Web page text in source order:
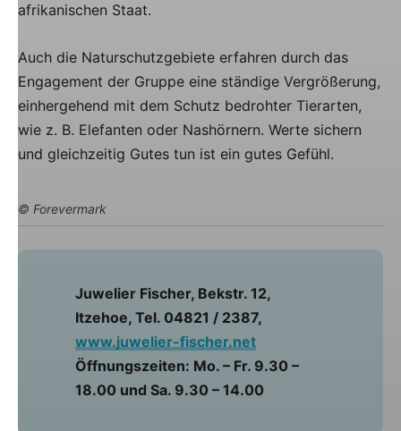
afrikanischen Staat.
Auch die Naturschutzgebiete erfahren durch das
Engagement der Gruppe eine ständige Vergrößerung,
einhergehend mit dem Schutz bedrohter Tierarten,
wie z. B. Elefanten oder Nashörnern. Werte sichern
und gleichzeitig Gutes tun ist ein gutes Gefühl.
© Forevermark
Juwelier Fischer, Bekstr. 12,
Itzehoe, Tel. 04821 / 2387,
www.juwelier-fischer.net
Öffnungszeiten: Mo. – Fr. 9.30 –
18.00 und Sa. 9.30 – 14.00